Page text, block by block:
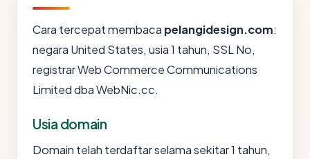
Cara tercepat membaca pelangidesign.com:
negara United States, usia 1 tahun, SSL No,
registrar Web Commerce Communications
Limited dba WebNic.cc.
Usia domain
Domain telah terdaftar selama sekitar 1 tahun,